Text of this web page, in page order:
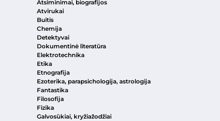
Atsiminimai, biografijos
Atvirukai
Buitis
Chemija
Detektyvai
Dokumentinė literatūra
Elektrotechnika
Etika
Etnografija
Ezoterika, parapsichologija, astrologija
Fantastika
Filosofija
Fizika
Galvosūkiai, kryžiažodžiai